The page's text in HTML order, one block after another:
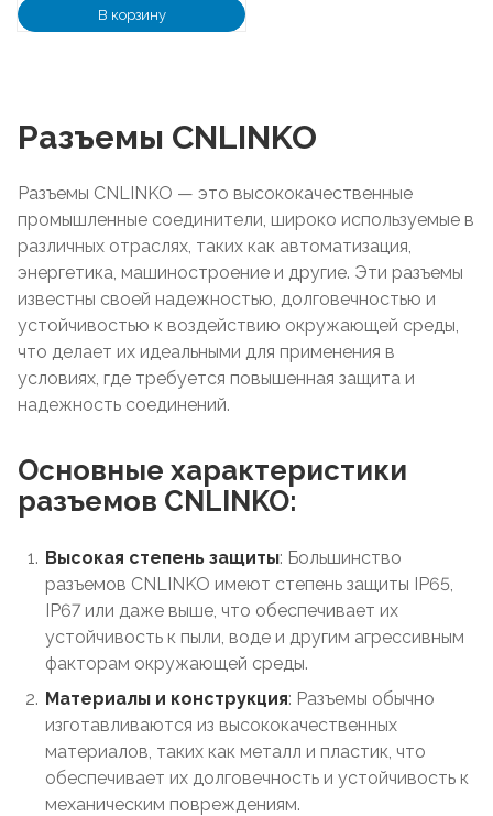
В корзину
Разъемы CNLINKO
Разъемы CNLINKO — это высококачественные
промышленные соединители, широко используемые в
различных отраслях, таких как автоматизация,
энергетика, машиностроение и другие. Эти разъемы
известны своей надежностью, долговечностью и
устойчивостью к воздействию окружающей среды,
что делает их идеальными для применения в
условиях, где требуется повышенная защита и
надежность соединений.
Основные характеристики
разъемов CNLINKO:
Высокая степень защиты: Большинство
разъемов CNLINKO имеют степень защиты IP65,
IP67 или даже выше, что обеспечивает их
устойчивость к пыли, воде и другим агрессивным
факторам окружающей среды.
Материалы и конструкция: Разъемы обычно
изготавливаются из высококачественных
материалов, таких как металл и пластик, что
обеспечивает их долговечность и устойчивость к
механическим повреждениям.